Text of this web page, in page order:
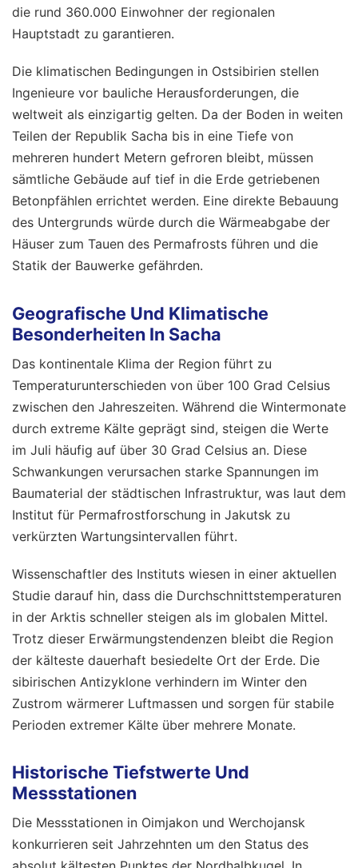
die rund 360.000 Einwohner der regionalen
Hauptstadt zu garantieren.
Die klimatischen Bedingungen in Ostsibirien stellen
Ingenieure vor bauliche Herausforderungen, die
weltweit als einzigartig gelten. Da der Boden in weiten
Teilen der Republik Sacha bis in eine Tiefe von
mehreren hundert Metern gefroren bleibt, müssen
sämtliche Gebäude auf tief in die Erde getriebenen
Betonpfählen errichtet werden. Eine direkte Bebauung
des Untergrunds würde durch die Wärmeabgabe der
Häuser zum Tauen des Permafrosts führen und die
Statik der Bauwerke gefährden.
Geografische Und Klimatische
Besonderheiten In Sacha
Das kontinentale Klima der Region führt zu
Temperaturunterschieden von über 100 Grad Celsius
zwischen den Jahreszeiten. Während die Wintermonate
durch extreme Kälte geprägt sind, steigen die Werte
im Juli häufig auf über 30 Grad Celsius an. Diese
Schwankungen verursachen starke Spannungen im
Baumaterial der städtischen Infrastruktur, was laut dem
Institut für Permafrostforschung in Jakutsk zu
verkürzten Wartungsintervallen führt.
Wissenschaftler des Instituts wiesen in einer aktuellen
Studie darauf hin, dass die Durchschnittstemperaturen
in der Arktis schneller steigen als im globalen Mittel.
Trotz dieser Erwärmungstendenzen bleibt die Region
der kälteste dauerhaft besiedelte Ort der Erde. Die
sibirischen Antizyklone verhindern im Winter den
Zustrom wärmerer Luftmassen und sorgen für stabile
Perioden extremer Kälte über mehrere Monate.
Historische Tiefstwerte Und
Messstationen
Die Messstationen in Oimjakon und Werchojansk
konkurrieren seit Jahrzehnten um den Status des